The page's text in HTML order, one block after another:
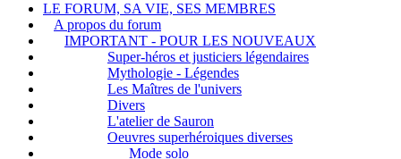
LE FORUM, SA VIE, SES MEMBRES
A propos du forum
IMPORTANT - POUR LES NOUVEAUX
Super-héros et justiciers légendaires
Mythologie - Légendes
Les Maîtres de l'univers
Divers
L'atelier de Sauron
Oeuvres superhéroiques diverses
Mode solo